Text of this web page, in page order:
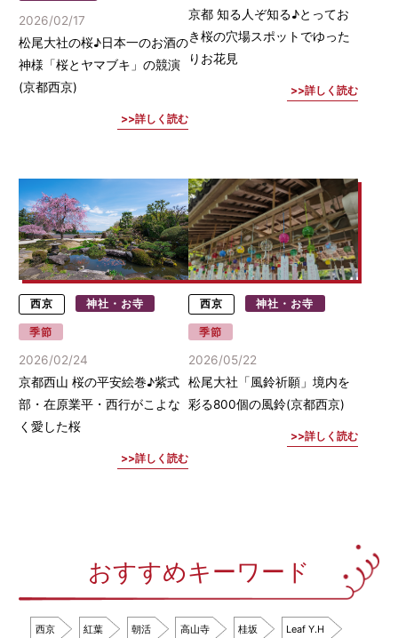
2026/02/17
松尾大社の桜♪日本一のお酒の
神様「桜とヤマブキ」の競演
(京都西京)
詳しく読む
京都 知る人ぞ知る♪とってお
き桜の穴場スポットでゆった
りお花見
詳しく読む
西京 神社・お寺
季節
2026/02/24
京都西山 桜の平安絵巻♪紫式
部・在原業平・西行がこよな
く愛した桜
詳しく読む
西京 神社・お寺
季節
2026/05/22
松尾大社「風鈴祈願」境内を
彩る800個の風鈴(京都西京)
詳しく読む
おすすめキーワード
西京 紅葉 朝活 高山寺 桂坂 Leaf Y.H